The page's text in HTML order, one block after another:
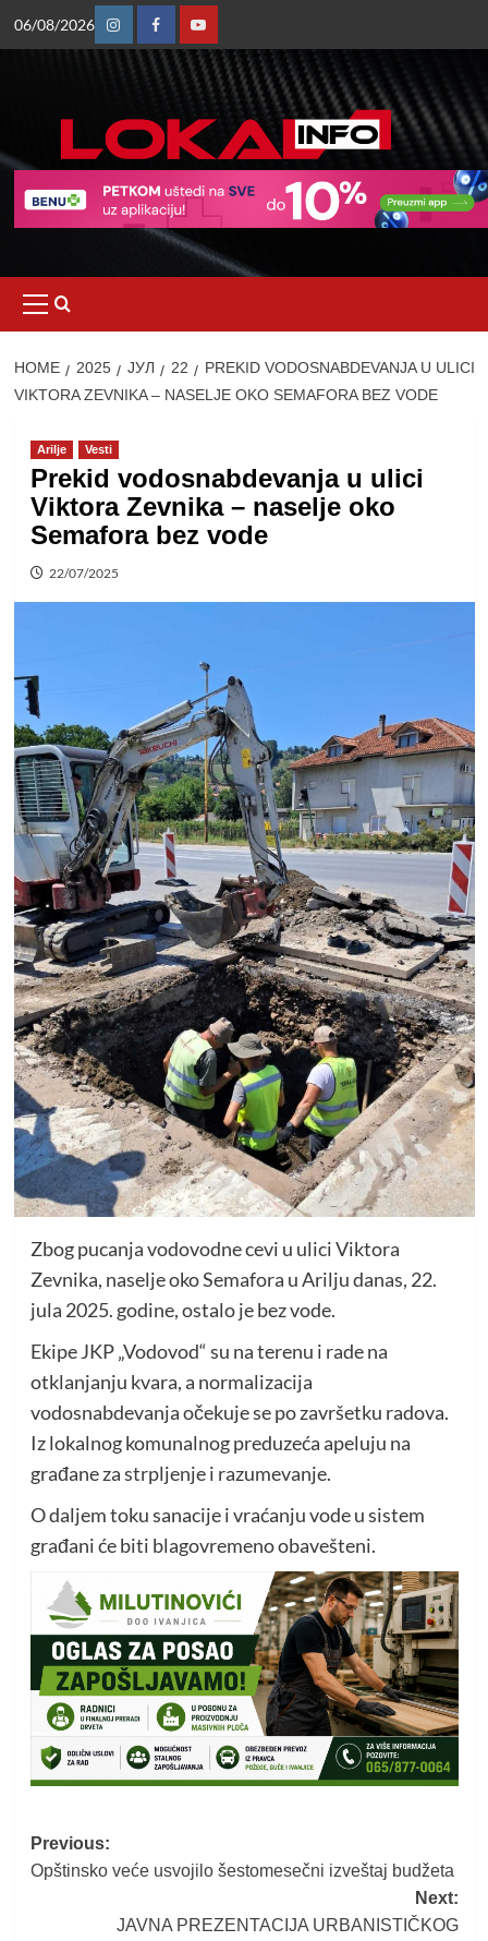
06/08/2026
InstagramFacebookYoutube
Menu
HOME 2025 ЈУЛ 22
PREKID VODOSNABDEVANJA U ULICI
VIKTORA ZEVNIKA – NASELJE OKO SEMAFORA BEZ VODE
Arilje Vesti
Prekid vodosnabdevanja u ulici
Viktora Zevnika – naselje oko
Semafora bez vode
22/07/2025
Zbog pucanja vodovodne cevi u ulici Viktora
Zevnika, naselje oko Semafora u Arilju danas, 22.
jula 2025. godine, ostalo je bez vode.
Ekipe JKP „Vodovod“ su na terenu i rade na
otklanjanju kvara, a normalizacija
vodosnabdevanja očekuje se po završetku radova.
Iz lokalnog komunalnog preduzeća apeluju na
građane za strpljenje i razumevanje.
O daljem toku sanacije i vraćanju vode u sistem
građani će biti blagovremeno obavešteni.
Post
navigation
Previous:
Opštinsko veće usvojilo šestomesečni izveštaj budžeta
Next:
JAVNA PREZENTACIJA URBANISTIČKOG